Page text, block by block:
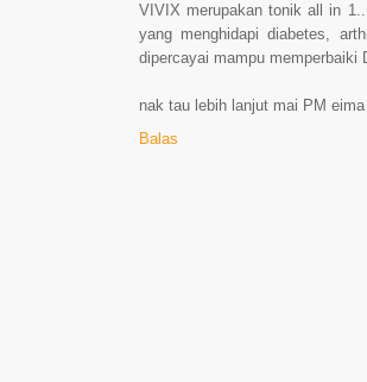
VIVIX merupakan tonik all in
yang menghidapi diabetes,
dipercayai mampu memperbaiki
nak tau lebih lanjut mai PM
Balas